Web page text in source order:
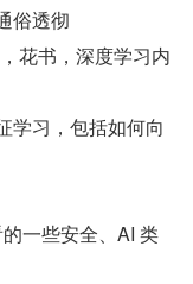
俗透彻
花书，深度学习内
学习，包括如何向
一些安全、AI 类